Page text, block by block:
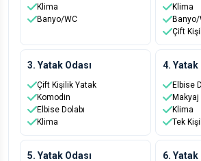
Klima
Banyo/WC
Klima
Banyo/
Çift
3. Yatak Odası
Çift Kişilik Yatak
Komodin
Elbise Dolabı
Klima
4. Yatak
Elbise
Makyaj
Klima
Tek
5. Yatak Odası 6. Yatak